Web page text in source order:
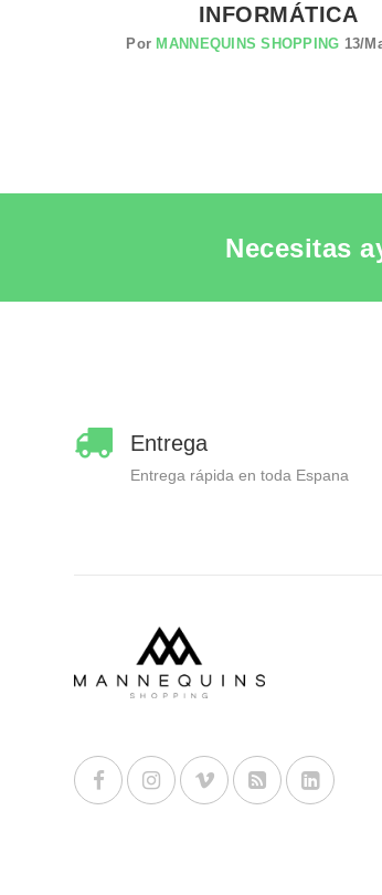
INFORMÁTICA
Por MANNEQUINS SHOPPING 13/
Necesitas
Entrega
Entrega rápida en toda Espana